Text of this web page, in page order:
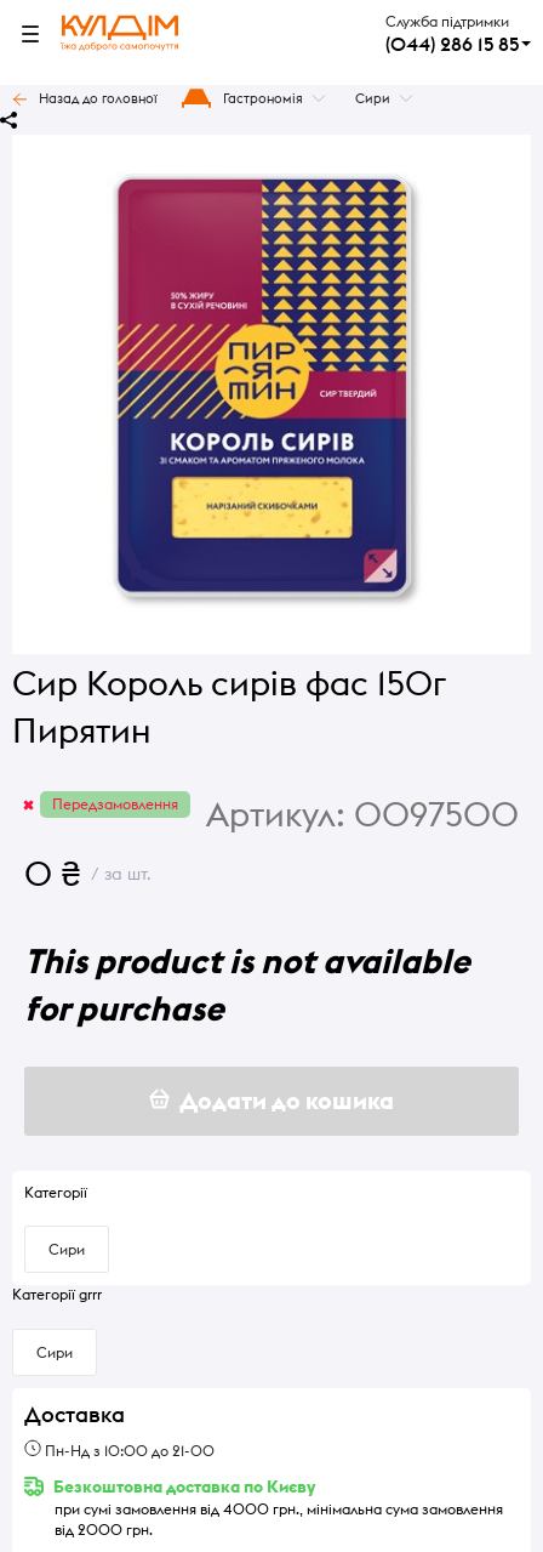
Служба підтримки
(044) 286 15 85
Назад до головної Гастрономія Сири
Сир Король сирів фас 150г
Пирятин
Передзамовлення Артикул: 0097500
0 ₴ / за шт.
This product is not available
for purchase
Додати до кошика
Категорії
Сири
Категорії grrr
Сири
Доставка
Пн-Нд з 10:00 до 21-00
Безкоштовна доставка по Києву
при сумі замовлення від 4000 грн., мінімальна сума замовлення
від 2000 грн.